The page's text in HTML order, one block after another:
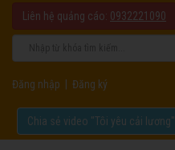
Liên hệ quảng cáo: 0932221090
Đăng nhập Đăng ký
Chia sẻ video "Tôi yêu cải lương".